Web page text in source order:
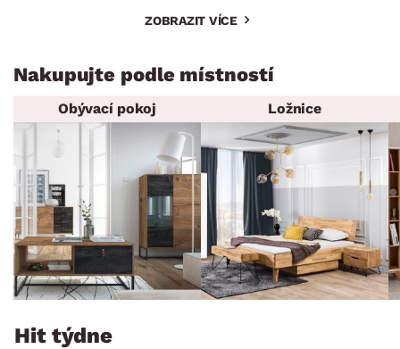
ZOBRAZIT VÍCE
Nakupujte podle místností
Obývací pokoj Ložnice
Hit týdne